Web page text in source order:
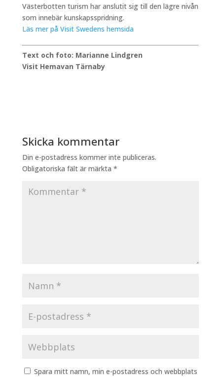
Västerbotten turism har anslutit sig till den lägre nivån
som innebär kunskapsspridning.
Läs mer på Visit Swedens hemsida
Text och foto: Marianne Lindgren
Visit Hemavan Tärnaby
Skicka kommentar
Din e-postadress kommer inte publiceras.
Obligatoriska fält är märkta *
Spara mitt namn, min e-postadress och webbplats